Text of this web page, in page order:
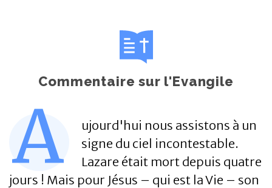
Commentaire sur l'Evangile
A
ujourd'hui nous assistons à un
signe du ciel incontestable.
Lazare était mort depuis quatre
jours ! Mais pour Jésus – qui est la Vie – son